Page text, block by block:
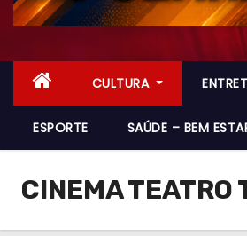
t
CULTURA
ESPORTE SAÚDE – BEM
CINEMA TEATRO